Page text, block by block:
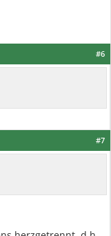
#6
#7